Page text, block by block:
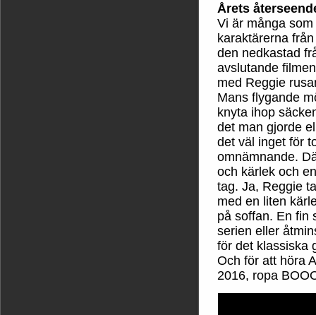
Årets
Vi är många
karaktärerna
den nedkastad
avslutande
med Reggie
Mans flygande
knyta ihop
det man gjorde
det väl inget för
omnämnande.
och kärlek och
tag. Ja, Reggie
med en liten
på soffan. En fin
serien eller
för det klassiska
Och för att höra
2016, ropa